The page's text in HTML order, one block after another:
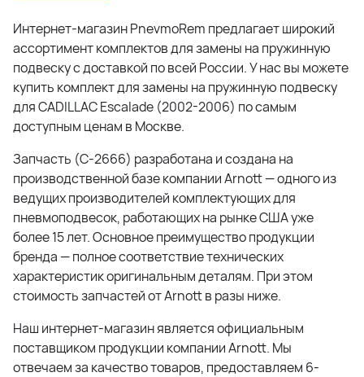
Интернет-магазин PnevmoRem предлагает широкий
ассортимент комплектов для замены на пружинную
подвеску с доставкой по всей России. У нас вы можете
купить комплект для замены на пружинную подвеску
для CADILLAC Escalade (2002-2006) по самым
доступным ценам в Москве.
Запчасть (C-2666) разработана и создана на
производственной базе компанииArnott— одного из
ведущих производителей комплектующих для
пневмоподвесок, работающих на рынке США уже
более 15 лет. Основное преимущество продукции
бренда — полное соответствие технических
характеристик оригинальным деталям. При этом
стоимость запчастей отArnottв разы ниже.
Наш интернет-магазин является официальным
поставщиком продукции компанииArnott. Мы
отвечаем за качество товаров, предоставляем 6-